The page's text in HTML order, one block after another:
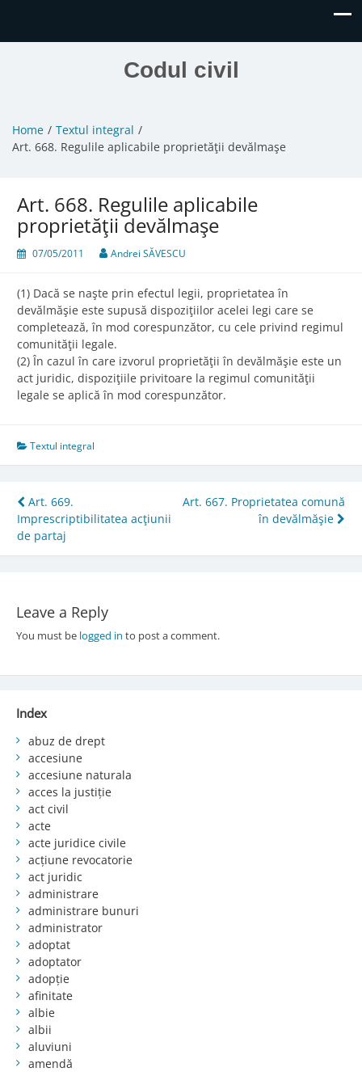
Codul civil
Home
Textul integral
Art. 668. Regulile aplicabile proprietăţii devălmaşe
Art. 668. Regulile aplicabile
proprietăţii devălmaşe
07/05/2011 Andrei SĂVESCU
(1) Dacă se naşte prin efectul legii, proprietatea în
devălmăşie este supusă dispoziţiilor acelei legi care se
completează, în mod corespunzător, cu cele privind regimul
comunităţii legale.
(2) În cazul în care izvorul proprietăţii în devălmăşie este un
act juridic, dispoziţiile privitoare la regimul comunităţii
legale se aplică în mod corespunzător.
Textul integral
Post
navigation
Art. 669.
Imprescriptibilitatea acţiunii
de partaj
Art. 667. Proprietatea comună
în devălmăşie
Leave a Reply
You must be logged in to post a comment.
Index
abuz de drept
accesiune
accesiune naturala
acces la justiție
act civil
acte
acte juridice civile
acțiune revocatorie
act juridic
administrare
administrare bunuri
administrator
adoptat
adoptator
adopție
afinitate
albie
albii
aluviuni
amendă